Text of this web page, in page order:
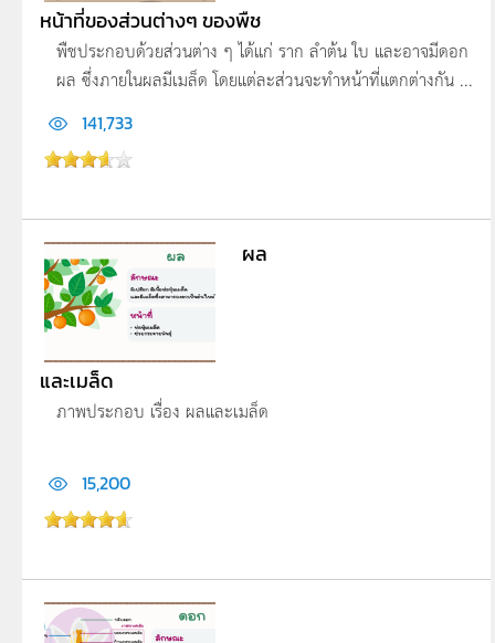
หน้าที่ของส่วนต่างๆ ของพืช
พืชประกอบด้วยส่วนต่าง ๆ ได้แก่ ราก ลำต้น ใบ และอาจมีดอก
ผล ซึ่งภายในผลมีเมล็ด โดยแต่ละส่วนจะทำหน้าที่แตกต่างกัน ...
141,733
ผล
และเมล็ด
ภาพประกอบ เรื่อง ผลและเมล็ด
15,200